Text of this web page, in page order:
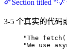
Section titled
3-5 个真实的代码
"The
"We use